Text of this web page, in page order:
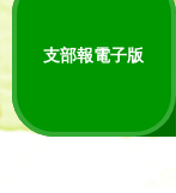
支部報電子版